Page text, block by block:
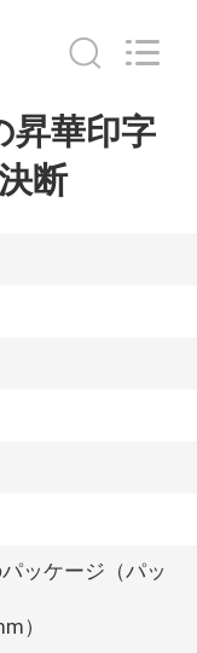
昇華印字
断
ッケージ（パッ
）